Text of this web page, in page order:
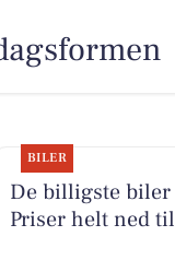
BILER
De billigste
Priser helt ned